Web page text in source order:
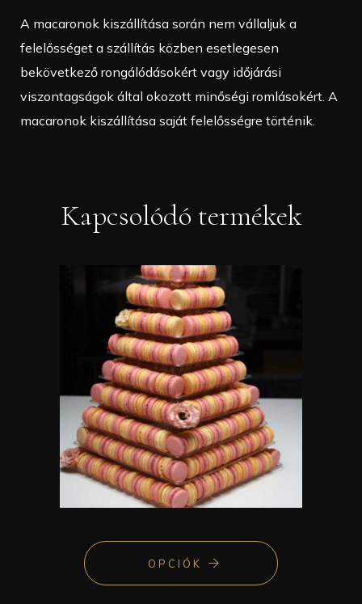
A macaronok kiszállítása során nem vállaljuk a
felelősséget a szállítás közben esetlegesen
bekövetkező rongálódásokért vagy időjárási
viszontagságok által okozott minőségi romlásokért. A
macaronok kiszállítása saját felelősségre történik.
Kapcsolódó termékek
OPCIÓK